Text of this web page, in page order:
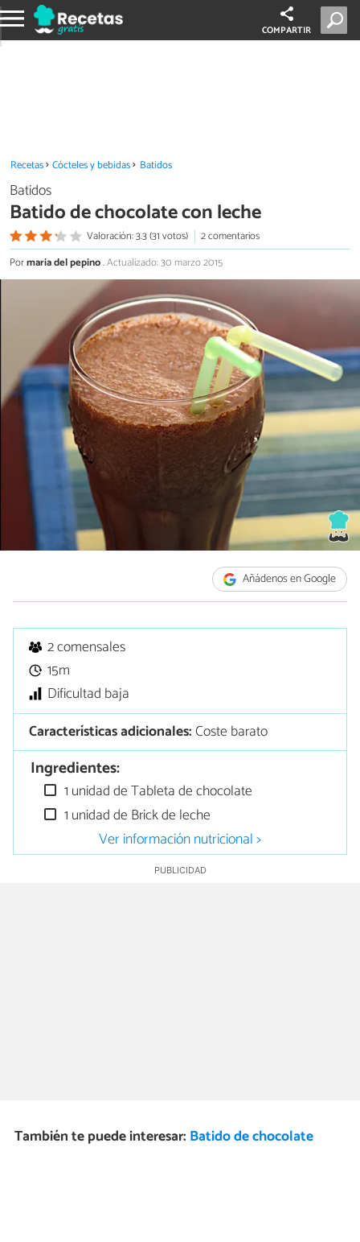
COMPARTIR
Recetas Cócteles y bebidas Batidos
Batidos
Batido de chocolate con leche
Valoración: 3.3 (31 votos)
2 comentarios
Pormaria del pepino.Actualizado: 30 marzo 2015
Añádenos en Google
2 comensales
15m
Dificultad baja
Características adicionales:Coste barato
Ingredientes:
1 unidad de Tableta de chocolate
1 unidad de Brick de leche
Ver información nutricional >
También te puede interesar: Batido de chocolate